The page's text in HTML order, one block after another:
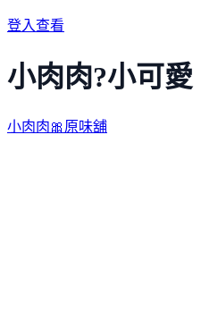
登入查看
小肉肉?小可愛
小肉肉🎀原味舖